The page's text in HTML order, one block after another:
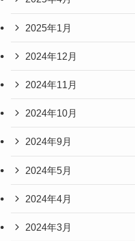
2025年1月
2024年12月
2024年11月
2024年10月
2024年9月
2024年5月
2024年4月
2024年3月